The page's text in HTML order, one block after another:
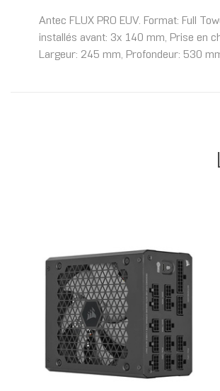
Antec FLUX PRO EUV. Format: Full
installés avant: 3x 140 mm, Prise en
Largeur: 245 mm, Profondeur: 530